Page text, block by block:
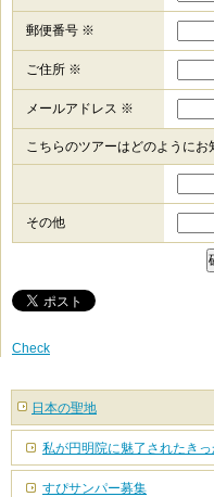
郵便番号 ※
ご住所 ※
メールアドレス ※
こちらのツアーはどのように
その他
Check
日本の聖地
私が円明院に魅了されたきっ
すぴサンパー募集